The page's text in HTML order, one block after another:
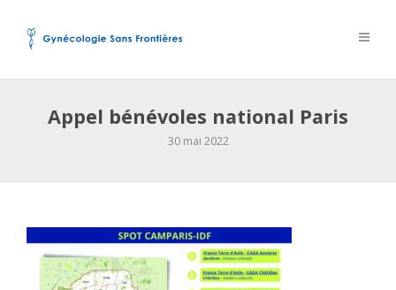
Appel bénévoles national Paris
30 mai 2022